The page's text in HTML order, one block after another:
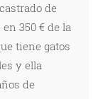
de
350 € de la
tiene gatos
y ella
de